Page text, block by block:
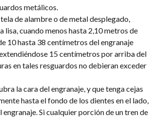
metálicos.
de alambre o de metal desplegado,
lisa, cuando menos hasta 2,10 metros de
10 hasta 38 centímetros del engranaje
15 centímetros por arriba del
en tales resguardos no debieran exceder
la cara del engranaje, y que tenga cejas
hasta el fondo de los dientes en el lado,
Si cualquier porción de un tren de